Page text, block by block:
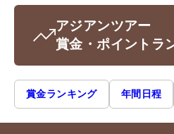
アジアンツアー
賞金・ポイントラ
賞金ランキング 年間日程